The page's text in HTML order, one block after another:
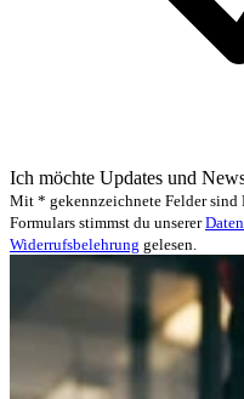
Ich möchte Updates und
Mit * gekennzeichnete Felder sind
Formulars stimmst du unserer
Widerrufsbelehrung gelesen.